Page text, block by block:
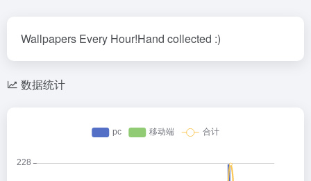
Wallpapers Every Hour!Hand collected :)
数据统计